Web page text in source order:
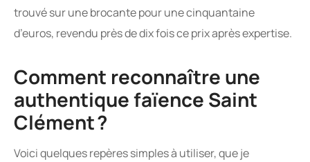
trouvé sur une brocante pour une cinquantaine
d’euros, revendu près de dix fois ce prix après expertise.
Comment reconnaître une
authentique faïence Saint
Clément ?
Voici quelques repères simples à utiliser, que je